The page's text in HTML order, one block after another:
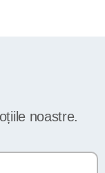
noastre.